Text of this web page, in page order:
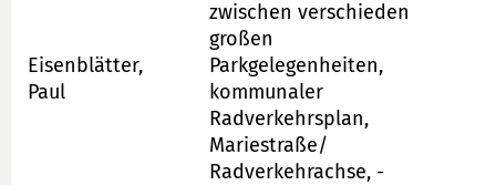
Eisenblätter,
Paul
zwischen verschieden
großen
Parkgelegenheiten,
kommunaler
Radverkehrsplan,
Mariestraße/
Radverkehrachse, -